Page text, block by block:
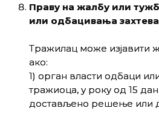
Праву на жалбу или
или одбацивања захтева
Тражилац може изјавити
ако:
1) орган власти одбаци
тражиоца, у року од 15
достављено решење или